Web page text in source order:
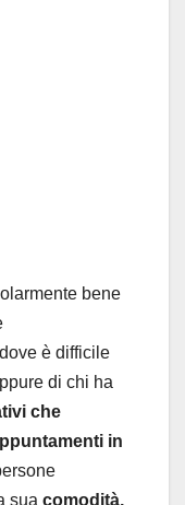
bene
è difficile
di chi ha
che
in
sua comodità,